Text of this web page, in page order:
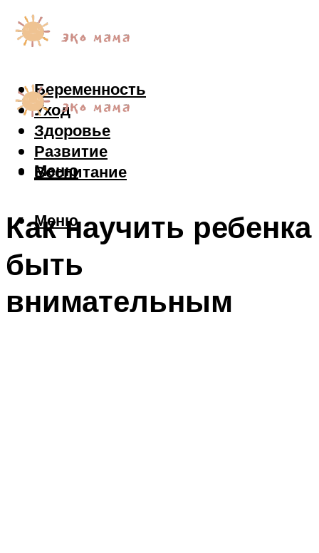
Беременность
Уход
Здоровье
Развитие
Воспитание
Меню
Меню
Как научить ребенка
быть
внимательным